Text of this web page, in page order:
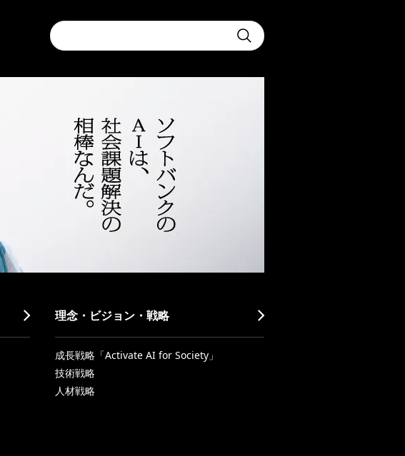
Conduct
a
search
Submit
理念・ビジョン・戦略
成長戦略「Activate AI for Society」
技術戦略
人材戦略